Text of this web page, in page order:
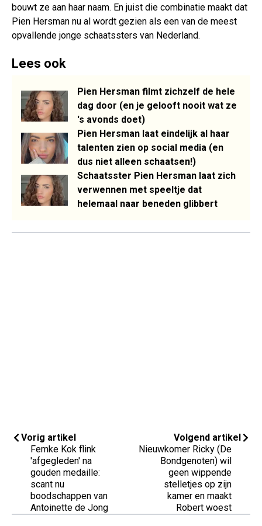
bouwt ze aan haar naam. En juist die combinatie maakt dat
Pien Hersman nu al wordt gezien als een van de meest
opvallende jonge schaatssters van Nederland.
Lees ook
Pien Hersman filmt zichzelf de hele
dag door (en je gelooft nooit wat ze
's avonds doet)
Pien Hersman laat eindelijk al haar
talenten zien op social media (en
dus niet alleen schaatsen!)
Schaatsster Pien Hersman laat zich
verwennen met speeltje dat
helemaal naar beneden glibbert
Vorig artikel
Femke Kok flink
'afgegleden' na
gouden medaille:
scant nu
boodschappen van
Antoinette de Jong
Volgend artikel
Nieuwkomer Ricky (De
Bondgenoten) wil
geen wippende
stelletjes op zijn
kamer en maakt
Robert woest